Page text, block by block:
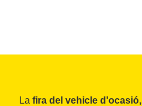
La fira del vehicle d'ocasió,